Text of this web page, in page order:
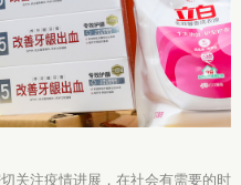
关注疫情进展，在社会有需要的时